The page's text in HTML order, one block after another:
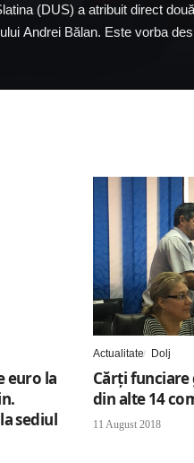
(DUS) a atribuit direct
Andrei Bălan. Este vorba
euro la
sediul
Actualitate Dolj
Cărți
din alte 14
11 August 2018